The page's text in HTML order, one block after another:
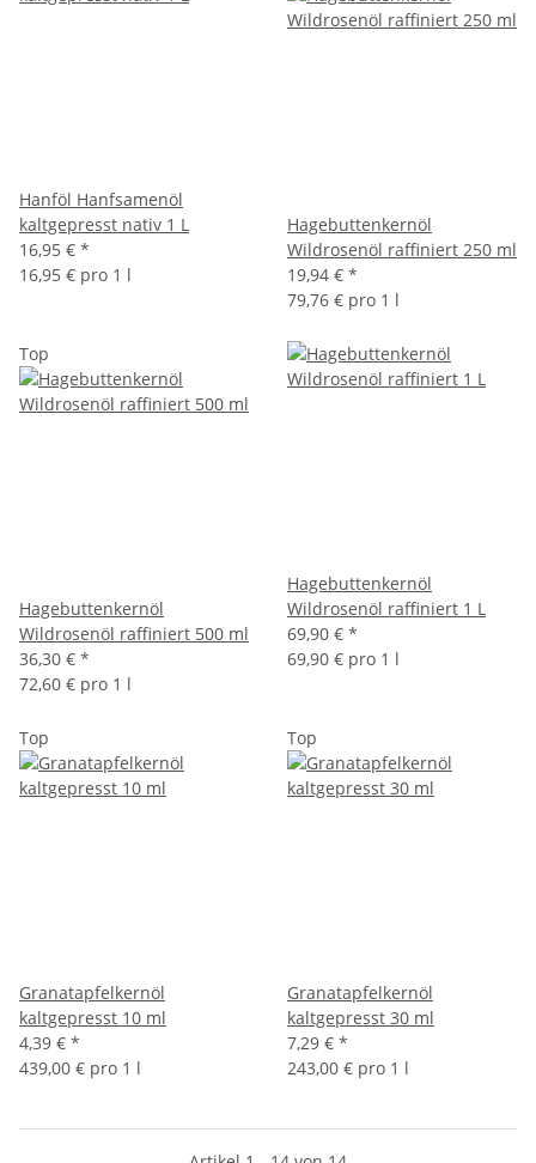
Hanföl Hanfsamenöl
kaltgepresst nativ 1 L
16,95 € *
16,95 € pro 1 l
Hagebuttenkernöl
Wildrosenöl raffiniert 250 ml
19,94 € *
79,76 € pro 1 l
Top
Hagebuttenkernöl
Wildrosenöl raffiniert 500 ml
36,30 € *
72,60 € pro 1 l
Hagebuttenkernöl
Wildrosenöl raffiniert 1 L
69,90 € *
69,90 € pro 1 l
Top
Granatapfelkernöl
kaltgepresst 10 ml
4,39 € *
439,00 € pro 1 l
Top
Granatapfelkernöl
kaltgepresst 30 ml
7,29 € *
243,00 € pro 1 l